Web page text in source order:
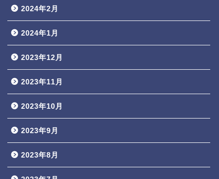
2024年2月
2024年1月
2023年12月
2023年11月
2023年10月
2023年9月
2023年8月